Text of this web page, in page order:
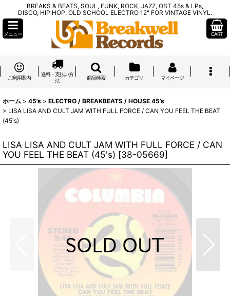
BREAKS & BEATS, SOUL, FUNK, ROCK, JAZZ, OST 45s & LPs,
DISCO, HIP HOP, OLD SCHOOL ELECTRO 12" FOR VINTAGE VINYL.
メニュー CART
ご利用案内
送料・支払い方
法
商品検索 カテゴリ マイページ
ホーム > 45's > ELECTRO / BREAKBEATS / HOUSE 45’s
> LISA LISA AND CULT JAM WITH FULL FORCE / CAN YOU FEEL THE BEAT
(45's)
LISA LISA AND CULT JAM WITH FULL FORCE / CAN
YOU FEEL THE BEAT (45's) [38-05669]